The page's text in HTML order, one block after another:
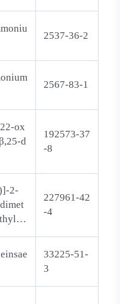
2537-36-2
2567-83-1
ox
d
192573-37
-8
2-
227961-42
-4
33225-51-
3